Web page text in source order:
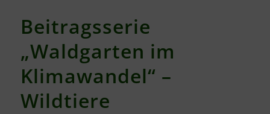
Beitragsserie
„Waldgarten im
Klimawandel“ –
Wildtiere